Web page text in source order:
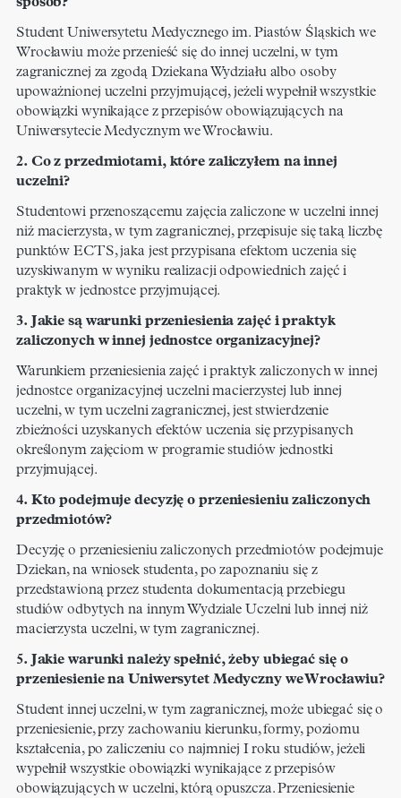
Student Uniwersytetu Medycznego im. Piastów Śląskich we
Wrocławiu może przenieść się do innej uczelni, w tym
zagranicznej za zgodą Dziekana Wydziału albo osoby
upoważnionej uczelni przyjmującej, jeżeli wypełnił wszystkie
obowiązki wynikające z przepisów obowiązujących na
Uniwersytecie Medycznym we Wrocławiu.
2. Co z przedmiotami, które zaliczyłem na innej
uczelni?
Studentowi przenoszącemu zajęcia zaliczone w uczelni innej
niż macierzysta, w tym zagranicznej, przepisuje się taką liczbę
punktów ECTS, jaka jest przypisana efektom uczenia się
uzyskiwanym w wyniku realizacji odpowiednich zajęć i
praktyk w jednostce przyjmującej.
3. Jakie są warunki przeniesienia zajęć i praktyk
zaliczonych w innej jednostce organizacyjnej?
Warunkiem przeniesienia zajęć i praktyk zaliczonych w innej
jednostce organizacyjnej uczelni macierzystej lub innej
uczelni, w tym uczelni zagranicznej, jest stwierdzenie
zbieżności uzyskanych efektów uczenia się przypisanych
określonym zajęciom w programie studiów jednostki
przyjmującej.
4. Kto podejmuje decyzję o przeniesieniu zaliczonych
przedmiotów?
Decyzję o przeniesieniu zaliczonych przedmiotów podejmuje
Dziekan, na wniosek studenta, po zapoznaniu się z
przedstawioną przez studenta dokumentacją przebiegu
studiów odbytych na innym Wydziale Uczelni lub innej niż
macierzysta uczelni, w tym zagranicznej.
5. Jakie warunki należy spełnić, żeby ubiegać się o
przeniesienie na Uniwersytet Medyczny we Wrocławiu?
Student innej uczelni, w tym zagranicznej, może ubiegać się o
przeniesienie, przy zachowaniu kierunku, formy, poziomu
kształcenia, po zaliczeniu co najmniej I roku studiów, jeżeli
wypełnił wszystkie obowiązki wynikające z przepisów
obowiązujących w uczelni, którą opuszcza. Przeniesienie